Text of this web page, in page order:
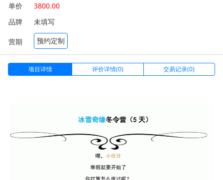
单价
3800.00
品牌
未填写
营期 预约定制
项目详情 评价详情(0) 交易记录(0)